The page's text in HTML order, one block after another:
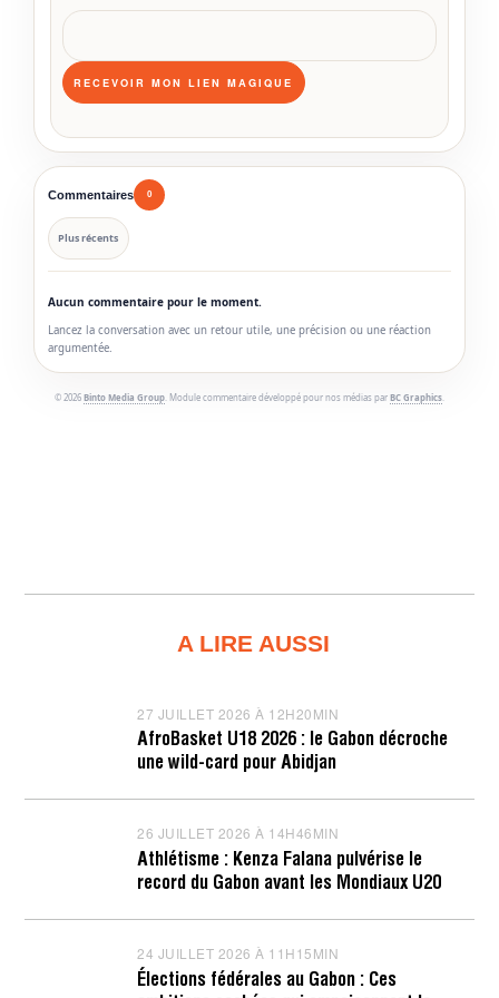
Commentaires 0
Plus récents
Aucun commentaire pour le moment.
Lancez la conversation avec un retour utile, une précision ou une réaction
argumentée.
© 2026 Binto Media Group . Module commentaire développé pour nos médias par BC Graphics
A LIRE AUSSI
27 JUILLET 2026 À 12H20MIN
7
J
L
T
2
0
2
AfroBasket U18 2026 : le Gabon décroche
une wild-card pour Abidjan
26 JUILLET 2026 À 14H46MIN
6
J
U
L
T
Athlétisme : Kenza Falana pulvérise le
record du Gabon avant les Mondiaux U20
24 JUILLET 2026 À 11H15MIN
4
J
Élections fédérales au Gabon : Ces